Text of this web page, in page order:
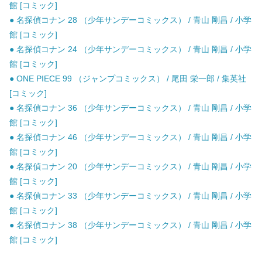
館 [コミック]
● 名探偵コナン 28 （少年サンデーコミックス） / 青山 剛昌 / 小学
館 [コミック]
● 名探偵コナン 24 （少年サンデーコミックス） / 青山 剛昌 / 小学
館 [コミック]
● ONE PIECE 99 （ジャンプコミックス） / 尾田 栄一郎 / 集英社
[コミック]
● 名探偵コナン 36 （少年サンデーコミックス） / 青山 剛昌 / 小学
館 [コミック]
● 名探偵コナン 46 （少年サンデーコミックス） / 青山 剛昌 / 小学
館 [コミック]
● 名探偵コナン 20 （少年サンデーコミックス） / 青山 剛昌 / 小学
館 [コミック]
● 名探偵コナン 33 （少年サンデーコミックス） / 青山 剛昌 / 小学
館 [コミック]
● 名探偵コナン 38 （少年サンデーコミックス） / 青山 剛昌 / 小学
館 [コミック]